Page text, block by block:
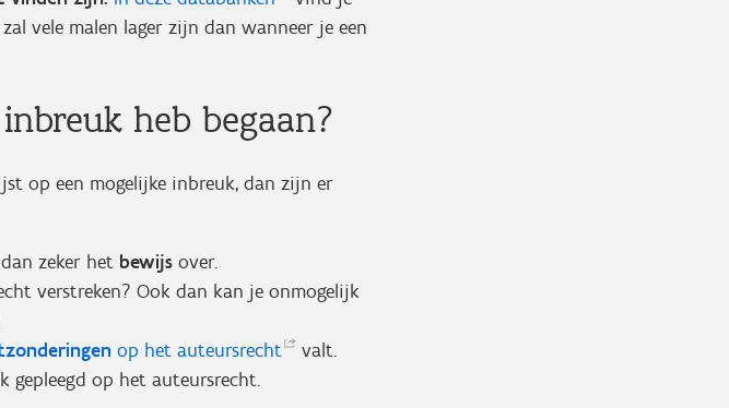
vele malen lager zijn dan wanneer je een
heb begaan?
op een mogelijke inbreuk, dan zijn er
zeker het bewijs over.
verstreken? Ook dan kan je onmogelijk
op hetauteursrecht
valt.
gepleegd op het auteursrecht.